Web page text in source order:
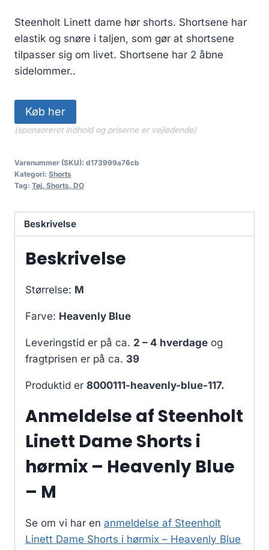
Steenholt Linett dame hør shorts. Shortsene har
elastik og snøre i taljen, som gør at shortsene
tilpasser sig om livet. Shortsene har 2 åbne
sidelommer..
Køb her
(sponsoreret indhold og priserne er vejledende)
Varenummer (SKU): d173999a76cb
Kategori: Shorts
Tag: Tøj, Shorts, DO
Beskrivelse
Beskrivelse
Størrelse: M
Farve: Heavenly Blue
Leveringstid er på ca. 2 – 4 hverdage og
fragtprisen er på ca. 39
Produktid er 8000111-heavenly-blue-117.
Anmeldelse af Steenholt
Linett Dame Shorts i
hørmix – Heavenly Blue
– M
Se om vi har en anmeldelse af Steenholt
Linett Dame Shorts i hørmix – Heavenly Blue